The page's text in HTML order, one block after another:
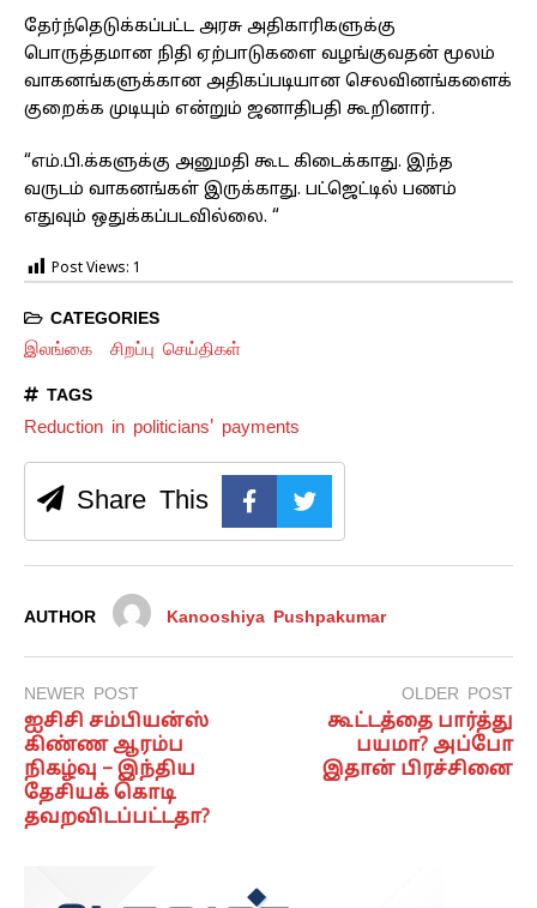
தேர்ந்தெடுக்கப்பட்ட அரசு அதிகாரிகளுக்கு
பொருத்தமான நிதி ஏற்பாடுகளை வழங்குவதன் மூலம்
வாகனங்களுக்கான அதிகப்படியான செலவினங்களைக்
குறைக்க முடியும் என்றும் ஜனாதிபதி கூறினார்.
“எம்.பி.க்களுக்கு அனுமதி கூட கிடைக்காது. இந்த
வருடம் வாகனங்கள் இருக்காது. பட்ஜெட்டில் பணம்
எதுவும் ஒதுக்கப்படவில்லை. “
Post Views: 1
CATEGORIES
இலங்கை சிறப்பு செய்திகள்
TAGS
Reduction in politicians' payments
Share This
AUTHOR Kanooshiya Pushpakumar
NEWER POST
ஐசிசி சம்பியன்ஸ்
கிண்ண ஆரம்ப
நிகழ்வு – இந்திய
தேசியக் கொடி
தவறவிடப்பட்டதா?
OLDER POST
கூட்டத்தை பார்த்து
பயமா? அப்போ
இதான் பிரச்சினை